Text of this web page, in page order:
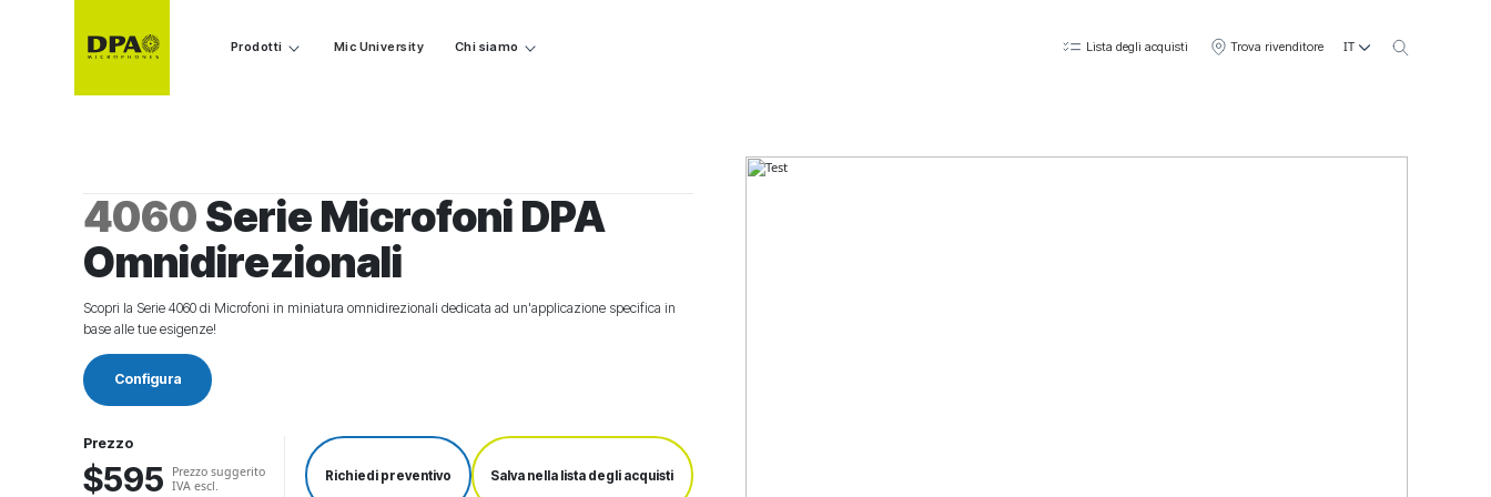
Prodotti Mic University Chi siamo Lista degli acquisti Trova rivenditore IT
4060Serie Microfoni DPA
Omnidirezionali
Scopri la Serie 4060 di Microfoni in miniatura omnidirezionali dedicata ad un'applicazione specifica in
base alle tue esigenze!
Configura
Prezzo
$595
Prezzo suggerito
IVA escl.
Richiedi preventivo Salva nella lista degli acquisti